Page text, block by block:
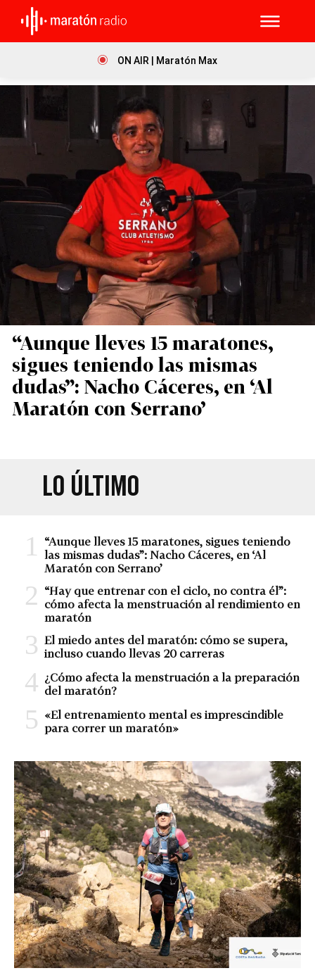
ON AIR | Maratón Max
“Aunque lleves 15 maratones,
sigues teniendo las mismas
dudas”: Nacho Cáceres, en ‘Al
Maratón con Serrano’
LO ÚLTIMO
“Aunque lleves 15 maratones, sigues teniendo
las mismas dudas”: Nacho Cáceres, en ‘Al
Maratón con Serrano’
“Hay que entrenar con el ciclo, no contra él”:
cómo afecta la menstruación al rendimiento en
maratón
El miedo antes del maratón: cómo se supera,
incluso cuando llevas 20 carreras
¿Cómo afecta la menstruación a la preparación
del maratón?
«El entrenamiento mental es imprescindible
para correr un maratón»